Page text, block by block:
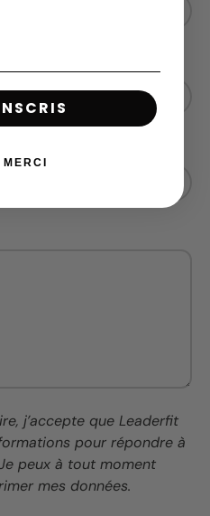
j’accepte que Leaderfit
pour répondre à
peux à tout moment
mes données.
MERCI